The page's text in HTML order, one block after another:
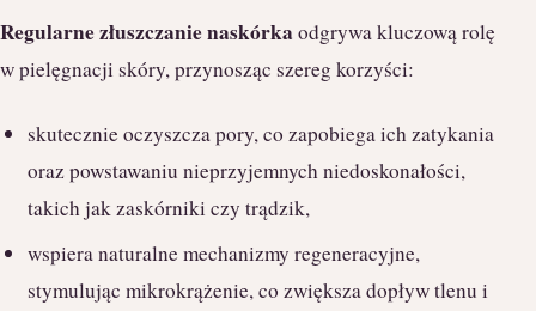
Regularne złuszczanie naskórka odgrywa kluczową rolę
w pielęgnacji skóry, przynosząc szereg korzyści:
skutecznie oczyszcza pory, co zapobiega ich zatykania
oraz powstawaniu nieprzyjemnych niedoskonałości,
takich jak zaskórniki czy trądzik,
wspiera naturalne mechanizmy regeneracyjne,
stymulując mikrokrążenie, co zwiększa dopływ tlenu i